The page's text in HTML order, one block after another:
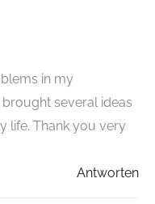
in my
several ideas
life. Thank you very
Antworten